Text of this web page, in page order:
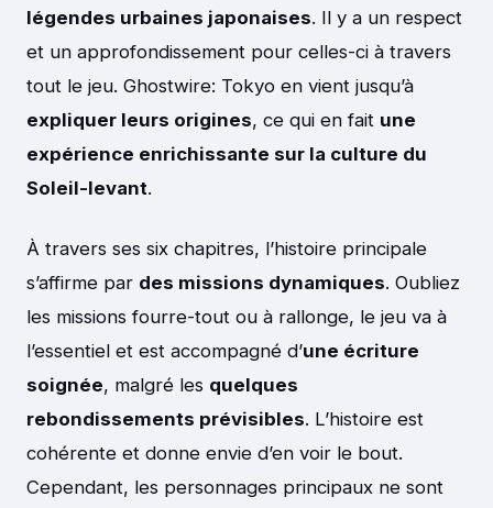
légendes urbaines japonaises. Il y a un respect
et un approfondissement pour celles-ci à travers
tout le jeu. Ghostwire: Tokyo en vient jusqu’à
expliquer leurs origines, ce qui en fait une
expérience enrichissante sur la culture du
Soleil-levant.
À travers ses six chapitres, l’histoire principale
s’affirme par des missions dynamiques. Oubliez
les missions fourre-tout ou à rallonge, le jeu va à
l’essentiel et est accompagné d’une écriture
soignée, malgré les quelques
rebondissements prévisibles. L’histoire est
cohérente et donne envie d’en voir le bout.
Cependant, les personnages principaux ne sont